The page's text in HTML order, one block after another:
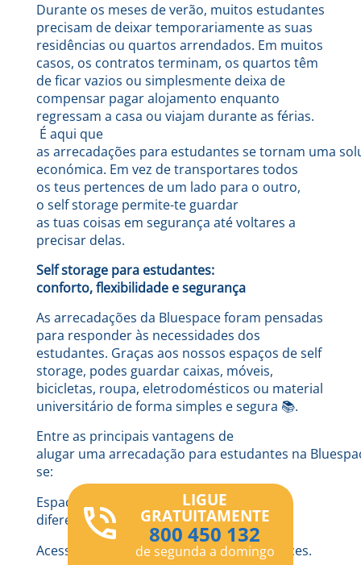
LIGUE
GRATUITAMENTE
800 450 132
de segunda a domingo
Durante os meses de verão, muitos estudantes
precisam de deixar temporariamente as suas
residências ou quartos arrendados. Em muitos
casos, os contratos terminam, os quartos têm
de ficar vazios ou simplesmente deixa de
compensar pagar alojamento enquanto
regressam a casa ou viajam durante as férias.
É aqui que
as arrecadações para estudantes se tornam uma
económica. Em vez de transportares todos
os teus pertences de um lado para o outro,
o self storage permite-te guardar
as tuas coisas em segurança até voltares a
precisar delas.
Self storage para estudantes:
conforto, flexibilidade e segurança
As arrecadações da Bluespace foram pensadas
para responder às necessidades dos
estudantes. Graças aos nossos espaços de self
storage, podes guardar caixas, móveis,
bicicletas, roupa, eletrodomésticos ou material
universitário de forma simples e segura 📚.
Entre as principais vantagens de
alugar uma arrecadação para estudantes na
se:
Espaços flexíveis adaptados a
diferentes necessidades.
Acesso cómodo e seguro aos teus pertences.